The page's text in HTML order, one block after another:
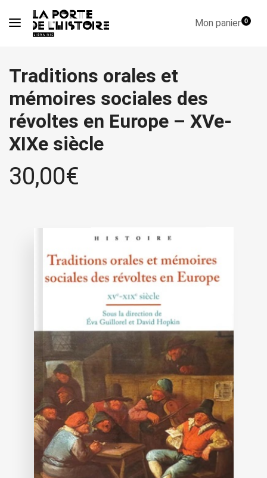
Mon panier0
Traditions orales et
mémoires sociales des
révoltes en Europe – XVe-
XIXe siècle
30,00€